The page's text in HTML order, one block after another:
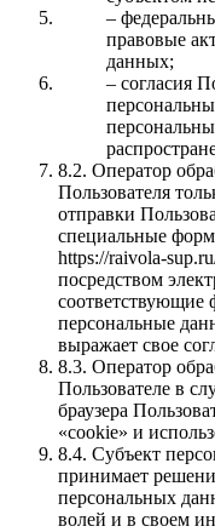
–
правовые
данных;
– согласия
8.2. Оператор
Пользователя
отправки
специальные
https://raivola-
посредством
соответствующие
персональные
выражает свое
8.3. Оператор
Пользователе в
браузера
«cookie» и
8.4. Субъект
принимает
персональных
волей и в своем